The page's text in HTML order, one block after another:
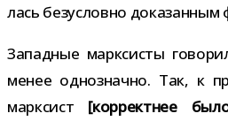
лась без­условно дока­зан­ным
Западные марк­си­сты
менее одно­значно. Так, к
марк­сист [кор­рект­нее